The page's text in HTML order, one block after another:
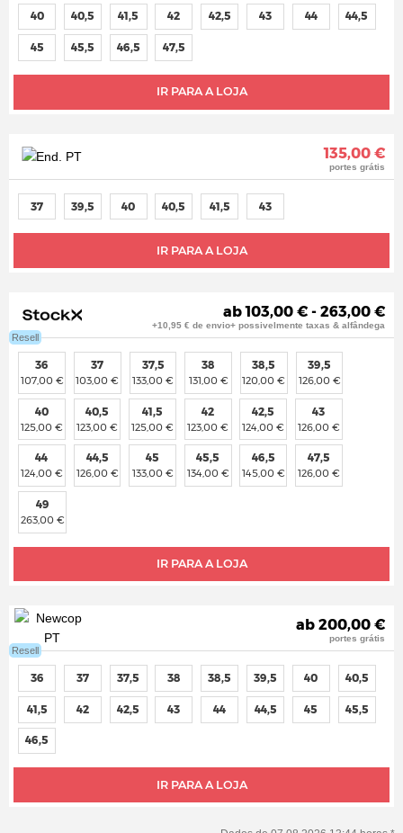
IR PARA A LOJA
40 40,5 41,5 42 42,5 43 44 44,5
45 45,5 46,5 47,5
135,00 €
portes grátis
IR PARA A LOJA
37 39,5 40 40,5 41,5 43
Resell
ab 103,00 € - 263,00 €
+10,95 € de envio+ possivelmente taxas & alfândega
IR PARA A LOJA
36
107,00 €
37
103,00 €
37,5
133,00 €
38
131,00 €
38,5
120,00 €
39,5
126,00 €
40
125,00 €
40,5
123,00 €
41,5
125,00 €
42
123,00 €
42,5
124,00 €
43
126,00 €
44
124,00 €
44,5
126,00 €
45
133,00 €
45,5
134,00 €
46,5
145,00 €
47,5
126,00 €
49
263,00 €
Resell
ab 200,00 €
portes grátis
IR PARA A LOJA
36 37 37,5 38 38,5 39,5 40 40,5
41,5 42 42,5 43 44 44,5 45 45,5
46,5